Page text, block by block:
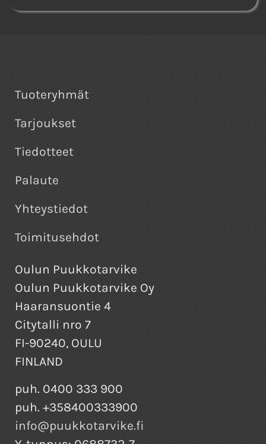
Tuoteryhmät
Tarjoukset
Tiedotteet
Palaute
Yhteystiedot
Toimitusehdot
Oulun Puukkotarvike
Oulun Puukkotarvike Oy
Haaransuontie 4
Citytalli nro 7
FI-90240, OULU
FINLAND
puh. 0400 333 900
puh. +358400333900
info@puukkotarvike.fi